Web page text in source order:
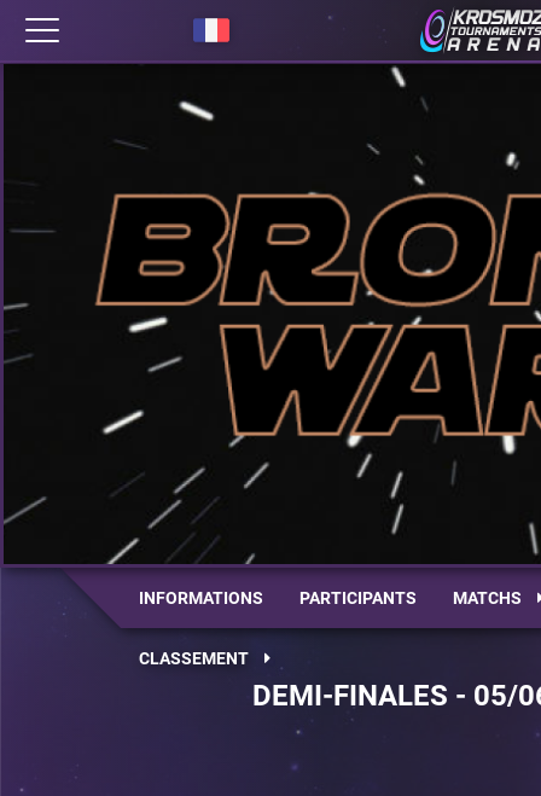
INFORMATIONS PARTICIPANTS MATCHS
CLASSEMENT
DEMI-FINALES - 05/